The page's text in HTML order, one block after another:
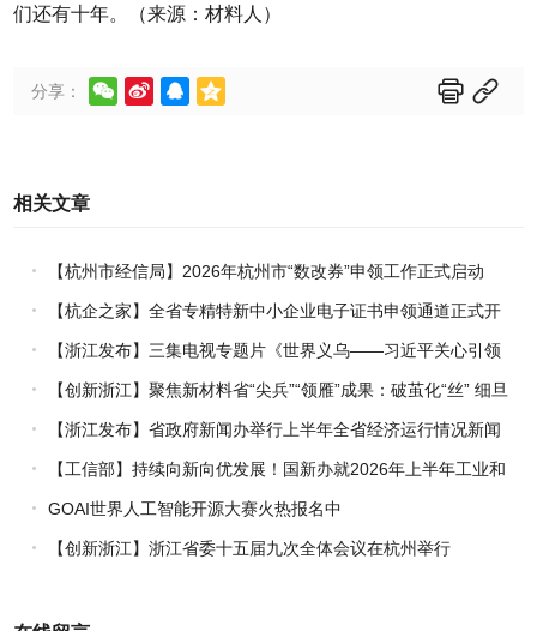
们还有十年。（来源：材料人）
分享：      
相关文章
【杭州市经信局】2026年杭州市“数改券”申领工作正式启动
【杭企之家】全省专精特新中小企业电子证书申领通道正式开
通
【浙江发布】三集电视专题片《世界义乌——习近平关心引领
义乌发展》热播上线
【创新浙江】聚焦新材料省“尖兵”“领雁”成果：破茧化“丝” 细旦
PPS纤维的国产突围战
【浙江发布】省政府新闻办举行上半年全省经济运行情况新闻
发布会【工信部】持续向新向优发展！国新办就2026年上半年工业和
信息化发展情况举行新闻发布会
GOAI世界人工智能开源大赛火热报名中
【创新浙江】浙江省委十五届九次全体会议在杭州举行